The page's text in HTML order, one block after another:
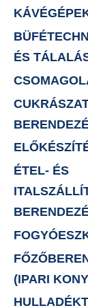
ÉS
ÉTEL- ÉS
(IPARI